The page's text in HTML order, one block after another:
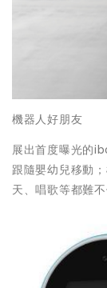
機器人好朋友
展出首度曝光的
跟隨嬰幼兒移動
天、唱歌等都難不